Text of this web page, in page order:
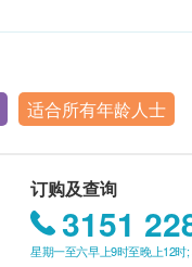
适合所有年龄人士
订购及查询
3151
星期一至六早上9时至晚上12时